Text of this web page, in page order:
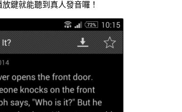
鍵就能聽到真人發音囉！